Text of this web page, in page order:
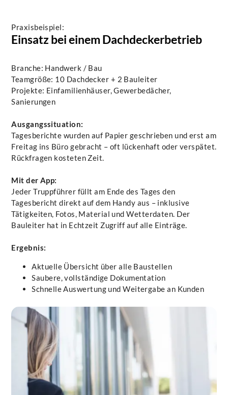
Praxisbeispiel:
Einsatz bei einem Dachdeckerbetrieb
Branche: Handwerk / Bau
Teamgröße: 10 Dachdecker + 2 Bauleiter
Projekte: Einfamilienhäuser, Gewerbedächer,
Sanierungen
Ausgangssituation:
Tagesberichte wurden auf Papier geschrieben und erst am
Freitag ins Büro gebracht – oft lückenhaft oder verspätet.
Rückfragen kosteten Zeit.
Mit der App:
Jeder Truppführer füllt am Ende des Tages den
Tagesbericht direkt auf dem Handy aus – inklusive
Tätigkeiten, Fotos, Material und Wetterdaten. Der
Bauleiter hat in Echtzeit Zugriff auf alle Einträge.
Ergebnis:
Aktuelle Übersicht über alle Baustellen
Saubere, vollständige Dokumentation
Schnelle Auswertung und Weitergabe an Kunden